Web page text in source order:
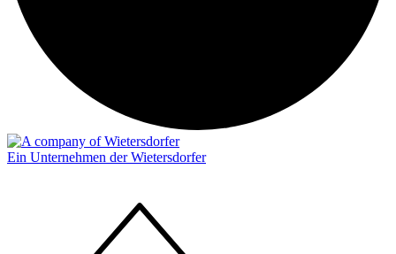
Ein Unternehmen der Wietersdorfer